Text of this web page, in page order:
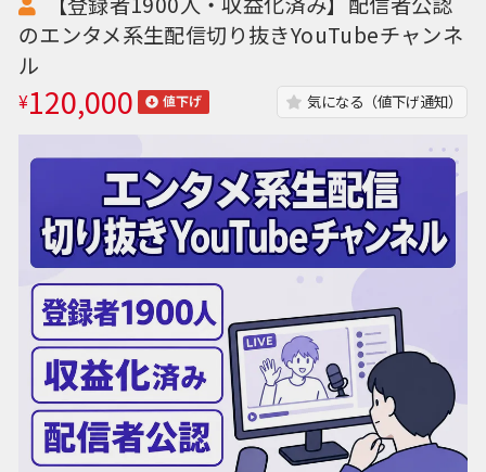
のエンタメ系生配信切り抜きYouTubeチャンネ
ル
¥120,000 値下げ 気になる（値下げ通知）